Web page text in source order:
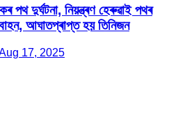
পথ দুৰ্ঘটনা, নিয়ন্ত্ৰণ হেৰুৱাই পথৰ
আঘাতপ্ৰাপ্ত হয় তিনিজন
17, 2025